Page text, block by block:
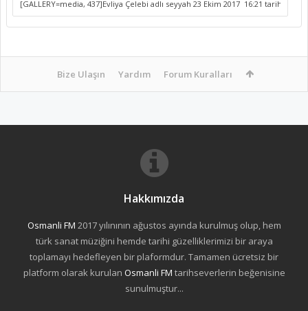
Bize Ulaşın Yardım Forum Kuralları
Hakkımızda
Osmanli FM 2017 yılınının ağustos ayında kurulmuş olup, hem
türk sanat müziğini hemde tarihi güzelliklerimizi bir araya
toplamayı hedefleyen bir plaformdur. Tamamen ücretsiz bir
platform olarak kurulan Osmanli FM tarihseverlerin beğenisine
sunulmuştur...